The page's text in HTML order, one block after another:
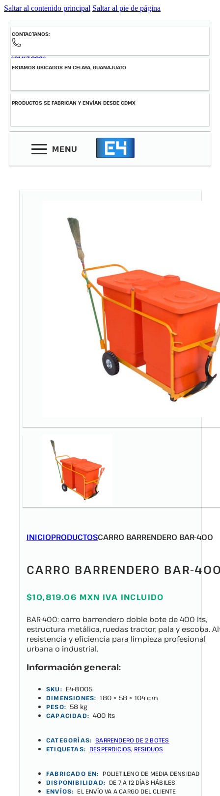
Saltar al contenido principal Saltar al pie de página
CONTACTANOS:
461-147-0034
ESTAMOS UBICADOS EN CELAYA, GUANAJUATO
PRODUCTOS SE FABRICAN Y ENVÍAN DESDE CDMX
MENU
INICIOPRODUCTOSCARRO BARRENDERO BAR-400
CARRO BARRENDERO BAR-
$10,819.06 MXN IVA INCLUIDO
BAR-400: carro barrendero doble bote de 400 lts,
estructura metálica, ruedas tractor, pala y escoba.
resistencia y eficiencia para limpieza profesional
urbana o industrial.
Información general:
SKU: E4-8005
DIMENSIONES: 180 × 58 × 104 cm
PESO: 58 kg
CAPACIDAD: 400 lts
CATEGORÍAS: BARRENDERO DE 2 BOTES
ETIQUETAS: DESPERDICIOS, RESIDUOS
FABRICADO EN:
POLIETILENO DE MEDIA DENSIDAD
DISPONIBILIDAD: DE 7 A 12 DÍAS HÁBILES
ENVÍOS: EL ENVÍO VA A CARGO DEL CLIENTE